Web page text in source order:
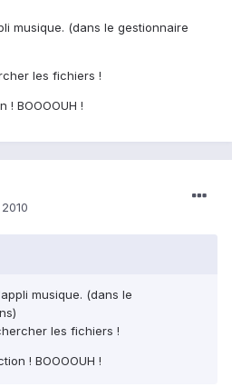
musique. (dans le gestionnaire
les fichiers !
BOOOOUH !
musique. (dans le
les fichiers !
! BOOOOUH !